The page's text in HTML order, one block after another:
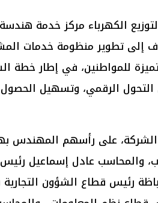
الكهرباء مركز خدمة
تطوير منظومة خدمات
للمواطنين، في إطار خطة
التحول الرقمي، وتسهيل
الشركة، على رأسهم المهندس
والمحاسب عادل إسماعيل
رئيس قطاع الشؤون